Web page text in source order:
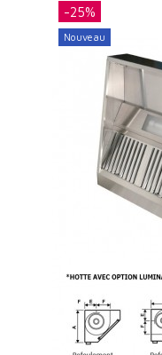
-25%
Nouveau